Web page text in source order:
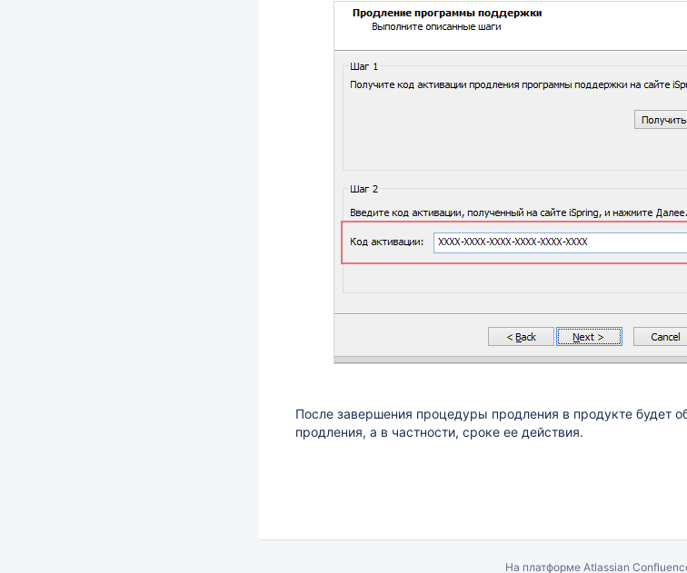
После завершения процедуры продления в продукте будет
продления, а в частности, сроке ее действия.
На платформе Atlassian